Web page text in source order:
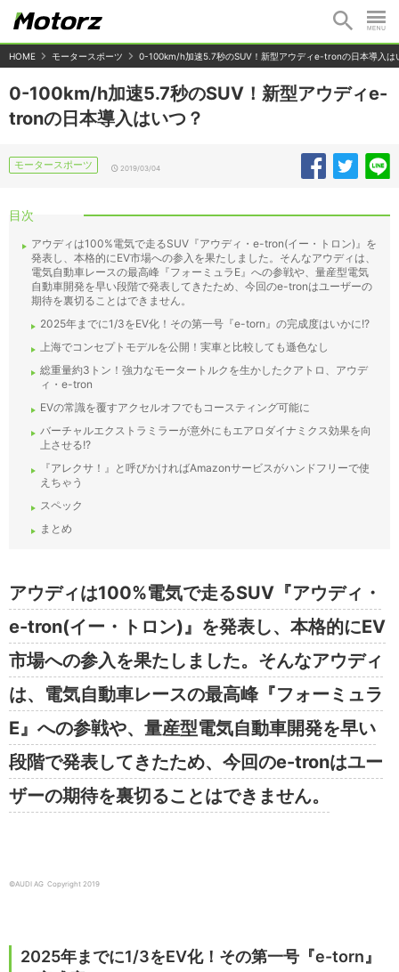
HOME モータースポーツ 0-100km/h加速5.7秒のSUV！新型アウディe-tronの日本導入は
0-100km/h加速5.7秒のSUV！新型アウディe-
tronの日本導入はいつ？
モータースポーツ 2019/03/04
目次
アウディは100%電気で走るSUV『アウディ・e-tron(イー・トロン)』を
発表し、本格的にEV市場への参入を果たしました。そんなアウディは、
電気自動車レースの最高峰『フォーミュラE』への参戦や、量産型電気
自動車開発を早い段階で発表してきたため、今回のe-tronはユーザーの
期待を裏切ることはできません。
2025年までに1/3をEV化！その第一号『e-torn』の完成度はいかに!?
上海でコンセプトモデルを公開！実車と比較しても遜色なし
総重量約3トン！強力なモータートルクを生かしたクアトロ、アウデ
ィ・e-tron
EVの常識を覆すアクセルオフでもコースティング可能に
バーチャルエクストラミラーが意外にもエアロダイナミクス効果を向
上させる!?
『アレクサ！』と呼びかければAmazonサービスがハンドフリーで使
えちゃう
スペック
まとめ
アウディは100%電気で走るSUV『アウディ・
e-tron(イー・トロン)』を発表し、本格的にEV
市場への参入を果たしました。そんなアウディ
は、電気自動車レースの最高峰『フォーミュラ
E』への参戦や、量産型電気自動車開発を早い
段階で発表してきたため、今回のe-tronはユー
ザーの期待を裏切ることはできません。
©AUDI AG Copyright 2019
2025年までに1/3をEV化！その第一号『e-torn』